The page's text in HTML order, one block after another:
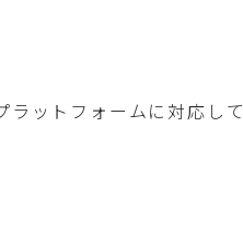
ットフォームに対応して